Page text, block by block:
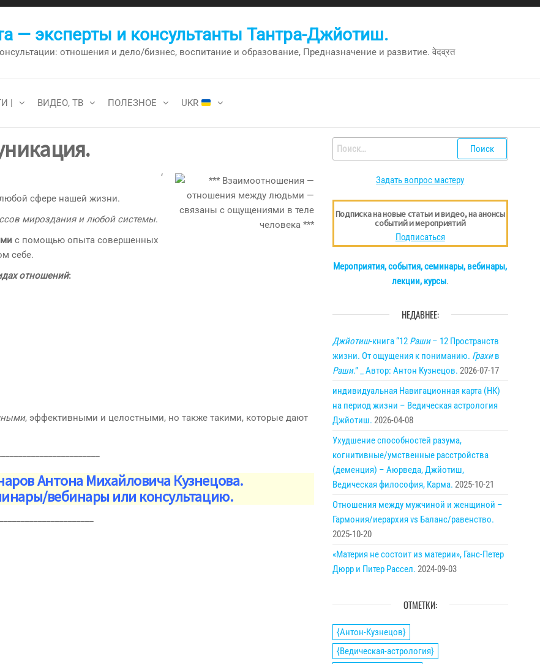
— эксперты и консультанты Тантра-Джйотиш.
отношения и дело/бизнес, воспитание и образование, Предназначение и развитие. वेदव्रत
| ВИДЕО, ТВ ПОЛЕЗНОЕ UKR
‘
сфере нашей жизни.
мироздания и любой системы.
с помощью опыта совершенных
себе.
отношений:
, эффективными и целостными, но также такими, которые дают
Антона Михайловича Кузнецова.
вебинары или консультацию.
Найти:
Задать вопрос мастеру
Подписка на новые статьи и видео, на анонсы
событий и мероприятий
Подписаться
Мероприятия, события, семинары, вебинары,
лекции, курсы.
НЕДАВНЕЕ:
Джйотиш-книга “12 Раши– 12 Пространств
жизни. От ощущения к пониманию. Грахив
Раши.” _ Автор: Антон Кузнецов. 2026-07-17
индивидуальная Навигационная карта (НК)
на период жизни – Ведическая астрология
Джйотиш. 2026-04-08
Ухудшение способностей разума,
когнитивные/умственные расстройства
(деменция) – Аюрведа, Джйотиш,
Ведическая философия, Карма. 2025-10-21
Отношения между мужчиной и женщиной –
Гармония/иерархия vs Баланс/равенство.
2025-10-20
«Материя не состоит из материи», Ганс-Петер
Дюрр и Питер Рассел. 2024-09-03
ОТМЕТКИ:
{Антон-Кузнецов}
{Ведическая-астрология}